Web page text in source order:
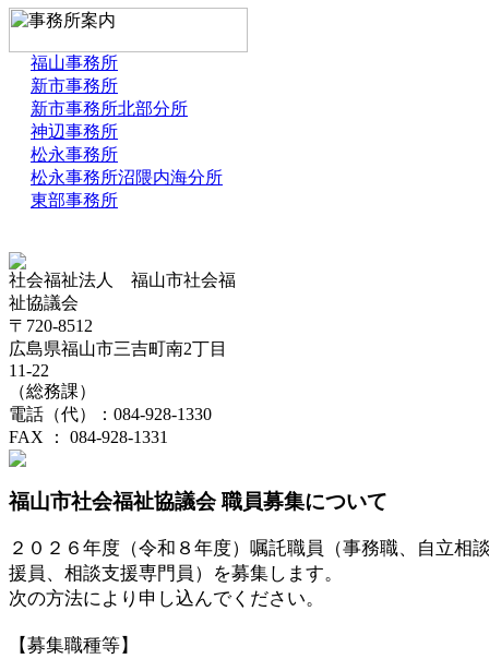
福山事務所
新市事務所
新市事務所北部分所
神辺事務所
松永事務所
松永事務所沼隈内海分所
東部事務所
社会福祉法人 福山市社会福
祉協議会
〒720-8512
広島県福山市三吉町南2丁目
11-22
（総務課）
電話（代）：084-928-1330
FAX ： 084-928-1331
福山市社会福祉協議会 職員募集について
２０２６年度（令和８年度）嘱託職員（事務職、自立相
援員、相談支援専門員）を募集します。
次の方法により申し込んでください。
【募集職種等】